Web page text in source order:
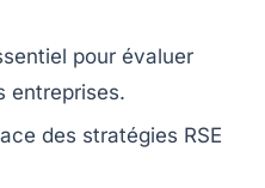
pour évaluer
entreprises.
des stratégies RSE